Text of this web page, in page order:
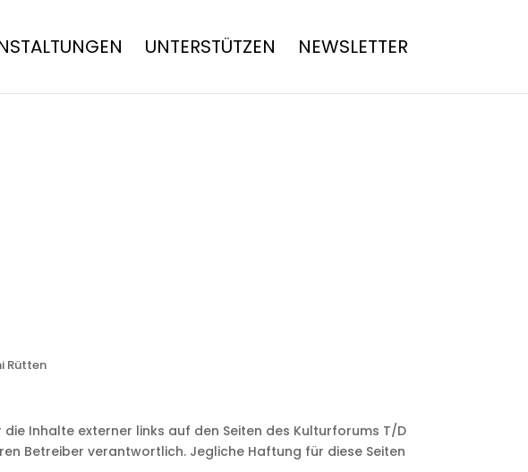
UNTERSTÜTZEN NEWSLETTER
Rütten
Inhalte externer links auf den Seiten des Kulturforums T/D
Betreiber verantwortlich. Jegliche Haftung für diese Seiten